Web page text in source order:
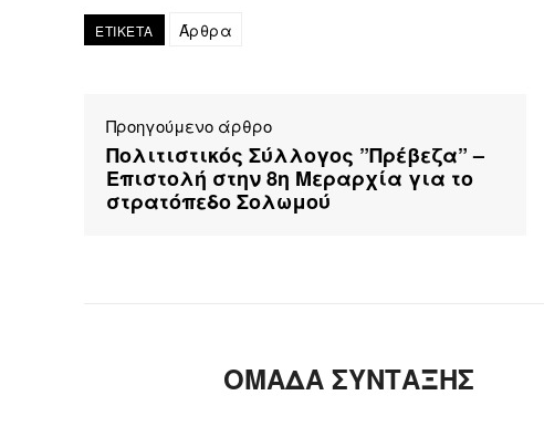
ΕΤΙΚΕΤΑ Άρθρα
Προηγούμενο άρθρο
Πολιτιστικός Σύλλογος ”Πρέβεζα” –
Επιστολή στην 8η Μεραρχία για το
στρατόπεδο Σολωμού
ΟΜΑΔΑ ΣΥΝΤΑΞΗΣ